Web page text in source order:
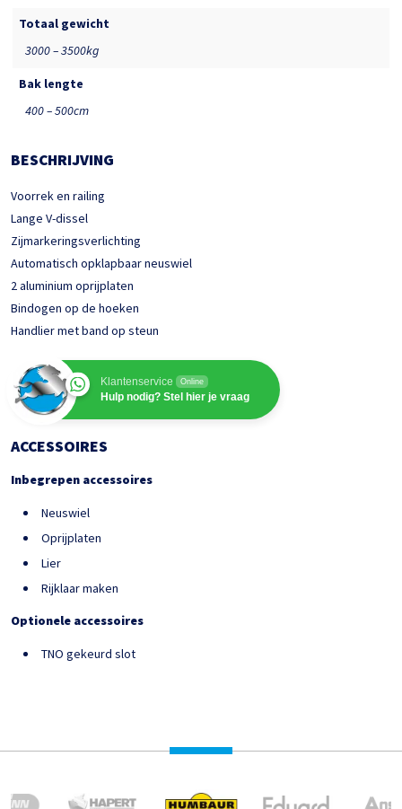
Totaal gewicht
3000 – 3500kg
Bak lengte
400 – 500cm
BESCHRIJVING
Voorrek en railing
Lange V-dissel
Zijmarkeringsverlichting
Automatisch opklapbaar neuswiel
2 aluminium oprijplaten
Bindogen op de hoeken
Handlier met band op steun
Klantenservice Online
Hulp nodig? Stel hier je vraag
ACCESSOIRES
Inbegrepen accessoires
Neuswiel
Oprijplaten
Lier
Rijklaar maken
Optionele accessoires
TNO gekeurd slot